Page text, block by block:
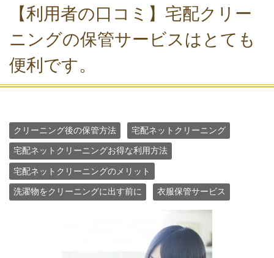
【利用者の口コミ】宅配クリー
ニングの保管サービスはとても
便利です。
クリーニング後の保管方法 宅配ネットクリーニング
宅配ネットクリーニングお得な利用方法
宅配ネットクリーニングのメリット
洗濯物をクリーニングに出す前に 衣服保管サービス